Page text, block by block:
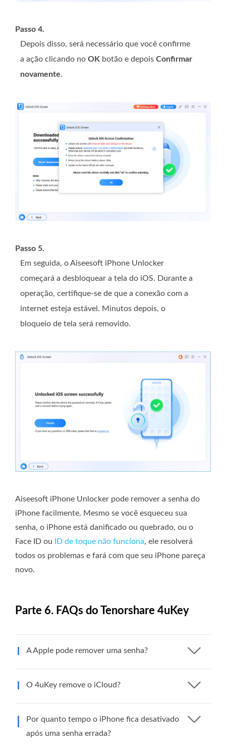
Passo 4.
Depois disso, será necessário que você confirme
a ação clicando no OK botão e depois Confirmar
novamente.
Passo 5.
Em seguida, o Aiseesoft iPhone Unlocker
começará a desbloquear a tela do iOS. Durante a
operação, certifique-se de que a conexão com a
internet esteja estável. Minutos depois, o
bloqueio de tela será removido.
Aiseesoft iPhone Unlocker pode remover a senha do
iPhone facilmente. Mesmo se você esqueceu sua
senha, o iPhone está danificado ou quebrado, ou o
Face ID ou
ID de toque não funciona, ele resolverá
todos os problemas e fará com que seu iPhone pareça
novo.
Parte 6. FAQs do Tenorshare 4uKey
A Apple pode remover uma senha?
O 4uKey remove o iCloud?
Por quanto tempo o iPhone fica desativado
após uma senha errada?